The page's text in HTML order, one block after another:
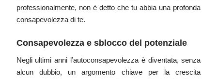
professionalmente, non è detto che tu abbia una profonda
consapevolezza di te.
Consapevolezza e sblocco del potenziale
Negli ultimi anni l’autoconsapevolezza è diventata, senza
alcun dubbio, un argomento chiave per la crescita